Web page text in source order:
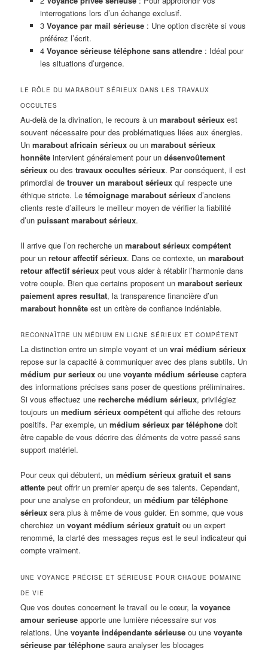
interrogations lors d’un échange exclusif.
3 Voyance par mail sérieuse: Une option discrète si vous
préférez l’écrit.
4 Voyance sérieuse téléphone sans attendre: Idéal pour
les situations d’urgence.
LE RÔLE DU MARABOUT SÉRIEUX DANS LES TRAVAUX
OCCULTES
Au-delà de la divination, le recours à unmarabout sérieux est
souvent nécessaire pour des problématiques liées aux énergies.
Unmarabout africain sérieux ou unmarabout sérieux
honnête intervient généralement pour undésenvoûtement
sérieux ou destravaux occultes sérieux. Par conséquent, il est
primordial detrouver un marabout sérieux qui respecte une
éthique stricte. Letémoignage marabout sérieux d’anciens
clients reste d’ailleurs le meilleur moyen de vérifier la fiabilité
d’unpuissant marabout sérieux.
Il arrive que l’on recherche unmarabout sérieux compétent
pour unretour affectif sérieux. Dans ce contexte, unmarabout
retour affectif sérieux peut vous aider à rétablir l’harmonie dans
votre couple. Bien que certains proposent unmarabout serieux
paiement apres resultat, la transparence financière d’un
marabout honnête est un critère de confiance indéniable.
RECONNAÎTRE UN MÉDIUM EN LIGNE SÉRIEUX ET COMPÉTENT
La distinction entre un simple voyant et unvrai médium sérieux
repose sur la capacité à communiquer avec des plans subtils. Un
médium pur serieux ou unevoyante médium sérieuse captera
des informations précises sans poser de questions préliminaires.
Si vous effectuez unerecherche médium sérieux, privilégiez
toujours unmedium sérieux compétent qui affiche des retours
positifs. Par exemple, unmédium sérieux par téléphone doit
être capable de vous décrire des éléments de votre passé sans
support matériel.
Pour ceux qui débutent, unmédium sérieux gratuit et sans
attente peut offrir un premier aperçu de ses talents. Cependant,
pour une analyse en profondeur, unmédium par téléphone
sérieux sera plus à même de vous guider. En somme, que vous
cherchiez unvoyant médium sérieux gratuit ou un expert
renommé, la clarté des messages reçus est le seul indicateur qui
compte vraiment.
UNE VOYANCE PRÉCISE ET SÉRIEUSE POUR CHAQUE DOMAINE
DE VIE
Que vos doutes concernent le travail ou le cœur, lavoyance
amour serieuse apporte une lumière nécessaire sur vos
relations. Unevoyante indépendante sérieuse ou unevoyante
sérieuse par téléphone saura analyser les blocages